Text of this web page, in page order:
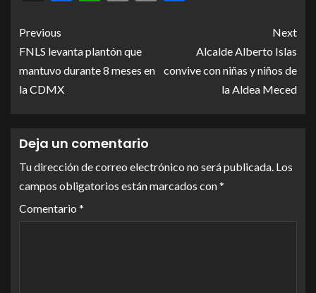
Previous
FNLS levanta plantón que
mantuvo durante 8 meses en
la CDMX
Next
Alcalde Alberto Islas
convive con niñas y niños de
la Aldea Meced
Deja un comentario
Tu dirección de correo electrónico no será publicada. Los
campos obligatorios están marcados con*
Comentario *